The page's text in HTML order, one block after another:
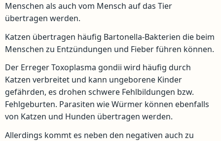
Menschen als auch vom Mensch auf das Tier
übertragen werden.
Katzen übertragen häufig Bartonella-Bakterien die beim
Menschen zu Entzündungen und Fieber führen können.
Der Erreger Toxoplasma gondii wird häufig durch
Katzen verbreitet und kann ungeborene Kinder
gefährden, es drohen schwere Fehlbildungen bzw.
Fehlgeburten. Parasiten wie Würmer können ebenfalls
von Katzen und Hunden übertragen werden.
Allerdings kommt es neben den negativen auch zu